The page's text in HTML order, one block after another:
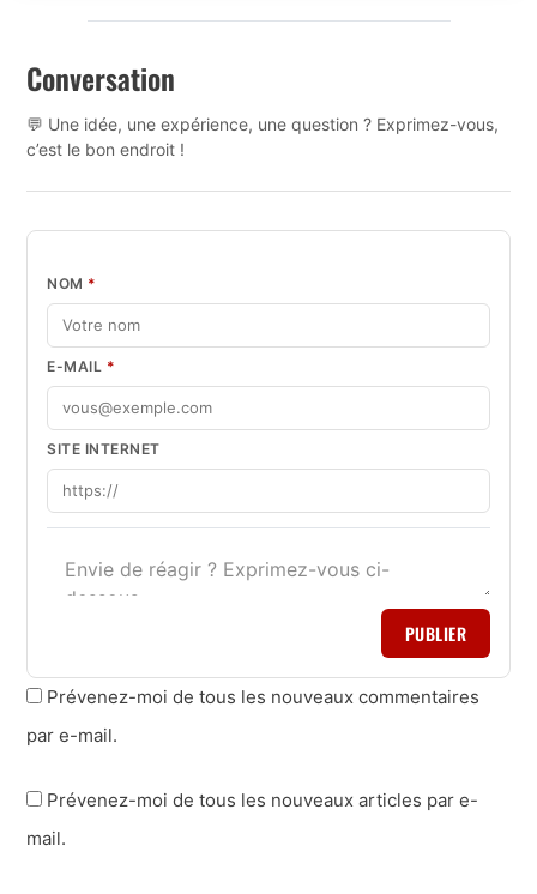
Conversation
💬 Une idée, une expérience, une question ? Exprimez-vous,
c’est le bon endroit !
NOM *
E-MAIL *
SITE INTERNET
PUBLIER
Prévenez-moi de tous les nouveaux commentaires
par e-mail.
Prévenez-moi de tous les nouveaux articles par e-
mail.